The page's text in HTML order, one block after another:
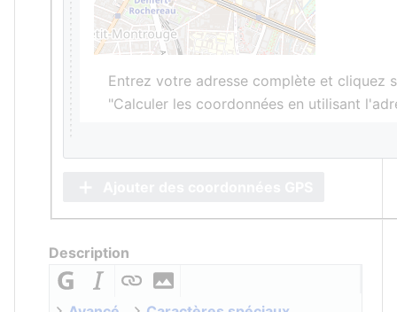
Entrez votre adresse complète et cliquez
"Calculer les coordonnées en utilisant
Description